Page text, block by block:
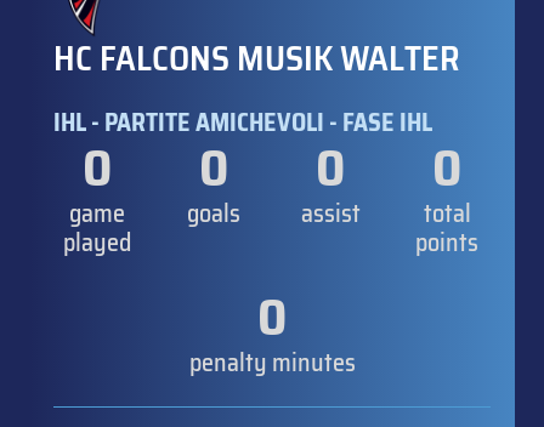
HC FALCONS MUSIK WALTER
IHL - PARTITE AMICHEVOLI - FASE IHL
0
game
played
0
goals
0
assist
0
total
points
0
penalty minutes